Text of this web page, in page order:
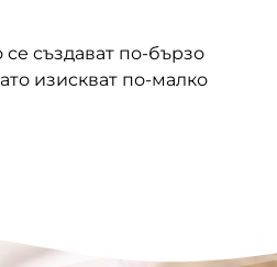
създават по-бързо
изискват по-малко